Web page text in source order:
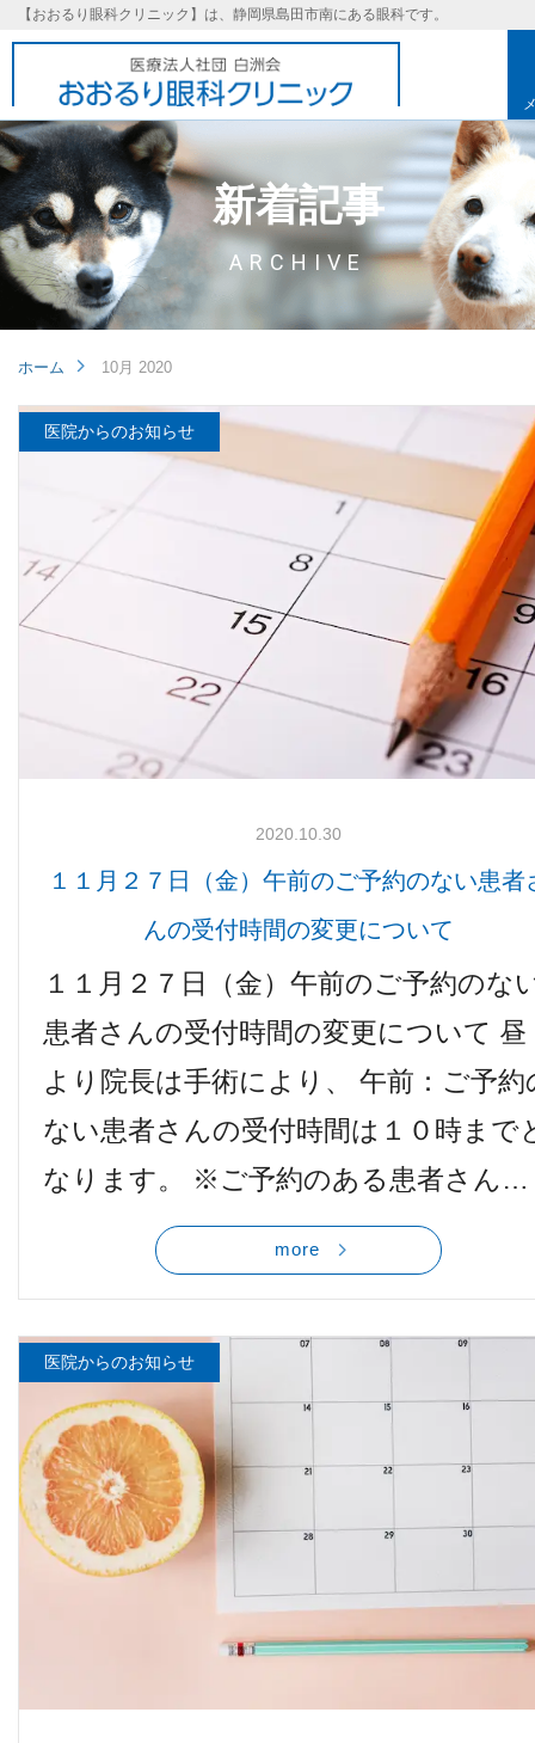
【おおるり眼科クリニック】は、静岡県島田市南にある眼科です。
基本理念
検査機器のご紹介
ご予約について
他病院との連携
小児眼科
子どもの近視
視能訓練士メッセージ
学会レポート
新着記事
ARCHIVE
ホーム 10月 2020
医院からのお知らせ
2020.10.30
１１月２７日（金）午前のご予約のない患者
んの受付時間の変更について
１１月２７日（金）午前のご予約のな
患者さんの受付時間の変更について 昼
より院長は手術により、 午前：ご予約
ない患者さんの受付時間は１０時まで
なります。 ※ご予約のある患者さん…
more
医院からのお知らせ